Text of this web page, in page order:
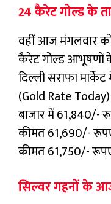
24 कैरेट गोल्ड के
वहीं आज मंगलवार को
कैरेट गोल्ड आभूषणों
दिल्ली सराफा
(Gold Rate
बाजार में 61,840/-
कीमत 61,690/-
कीमत 61,750/-
सिल्वर गहनों के